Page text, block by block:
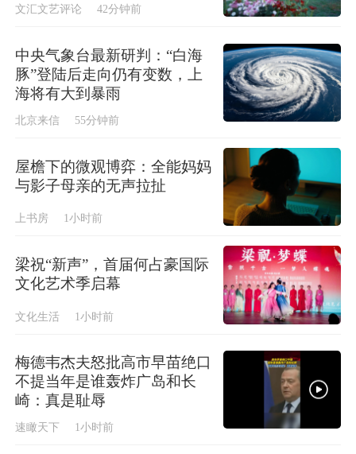
文汇文艺评论 42分钟前
中央气象台最新研判：“白海
豚”登陆后走向仍有变数，上
海将有大到暴雨
北京来信 55分钟前
屋檐下的微观博弈：全能妈妈
与影子母亲的无声拉扯
上书房 1小时前
梁祝“新声”，首届何占豪国际
文化艺术季启幕
文化生活 1小时前
梅德韦杰夫怒批高市早苗绝口
不提当年是谁轰炸广岛和长
崎：真是耻辱
速瞰天下 1小时前